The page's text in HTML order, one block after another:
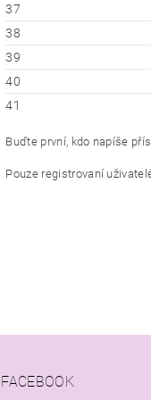
37
38
39
40
41
Buďte první, kdo napíše
Pouze registrovaní
FACEBOOK